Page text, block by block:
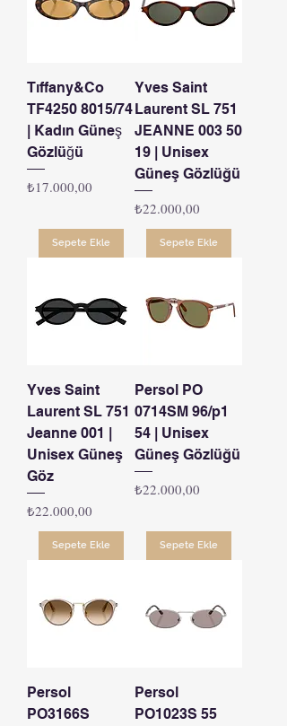
Tıffany&Co
TF4250 8015/74
| Kadın Güneş
Gözlüğü
Fiyat
₺17.000,00
Sepete Ekle
Yves Saint
Laurent SL 751
JEANNE 003 50
19 | Unisex
Güneş Gözlüğü
Fiyat
₺22.000,00
Sepete Ekle
Yves Saint
Laurent SL 751
Jeanne 001 |
Unisex Güneş
Göz
Fiyat
₺22.000,00
Sepete Ekle
Persol PO
0714SM 96/p1
54 | Unisex
Güneş Gözlüğü
Fiyat
₺22.000,00
Sepete Ekle
Persol
PO3166S
Persol
PO1023S 55